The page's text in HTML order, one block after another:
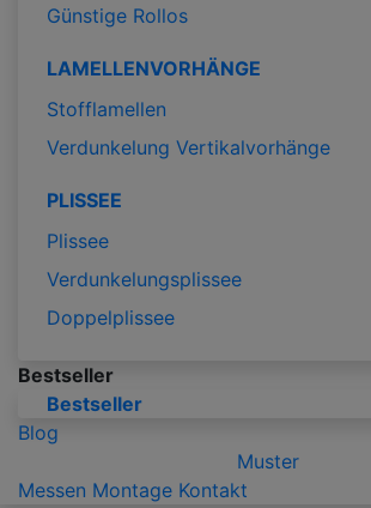
Günstige Rollos
LAMELLENVORHÄNGE
Stofflamellen
Verdunkelung Vertikalvorhänge
PLISSEE
Plissee
Verdunkelungsplissee
Doppelplissee
Bestseller
Bestseller
Blog
Muster
Messen Montage Kontakt